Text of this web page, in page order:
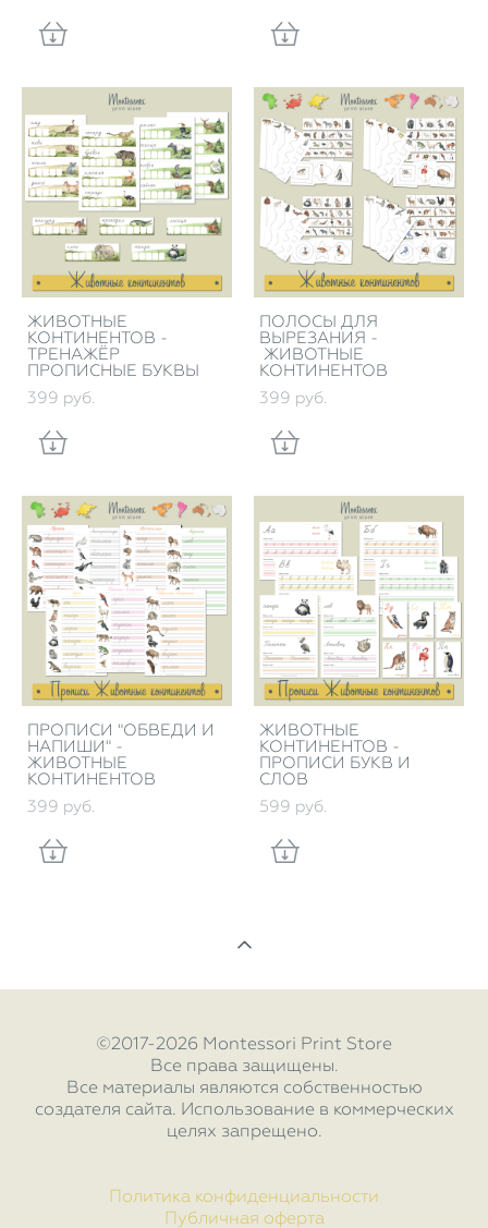
ЖИВОТНЫЕ
КОНТИНЕНТОВ -
ТРЕНАЖЁР
ПРОПИСНЫЕ БУКВЫ
399 pуб.
ПОЛОСЫ ДЛЯ
ВЫРЕЗАНИЯ -
ЖИВОТНЫЕ
КОНТИНЕНТОВ
399 pуб.
ПРОПИСИ "ОБВЕДИ И
НАПИШИ" -
ЖИВОТНЫЕ
КОНТИНЕНТОВ
399 pуб.
ЖИВОТНЫЕ
КОНТИНЕНТОВ -
ПРОПИСИ БУКВ И
СЛОВ
599 pуб.
©2017-2026 Montessori Print Store
Все права защищены.
Все материалы являются собственностью
создателя сайта. Использование в коммерческих
целях запрещено.
Политика конфиденциальности
Публичная оферта